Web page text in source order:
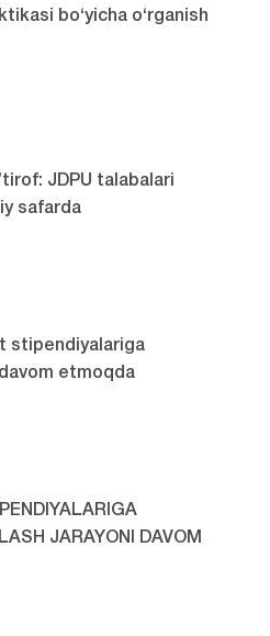
bo‘yicha o‘rganish
JDPU talabalari
safarda
stipendiyalariga
etmoqda
JARAYONI DAVOM